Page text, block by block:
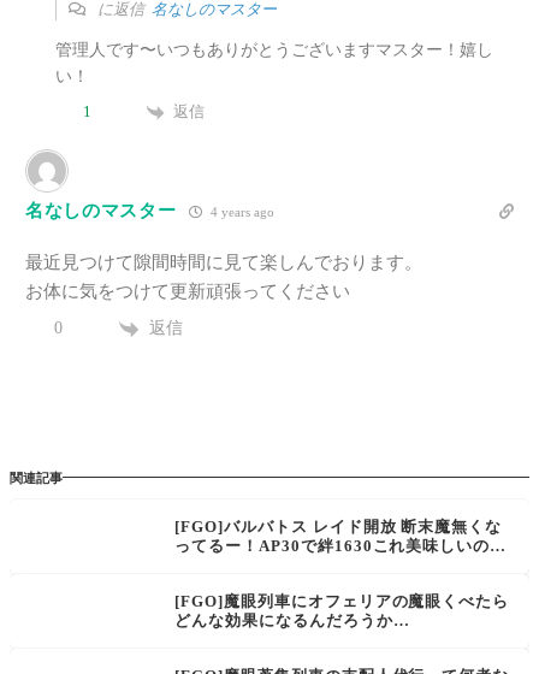
に返信 名なしのマスター
管理人です〜いつもありがとうございますマスター！嬉し
い！
1
返信
名なしのマスター 4 years ago
最近見つけて隙間時間に見て楽しんでおります。
お体に気をつけて更新頑張ってください
0 返信
関連記事
[FGO]バルバトス レイド開放 断末魔無くな
ってるー！AP30で絆1630これ美味しいので
[FGO]魔眼列車にオフェリアの魔眼くべたら
どんな効果になるんだろうか…